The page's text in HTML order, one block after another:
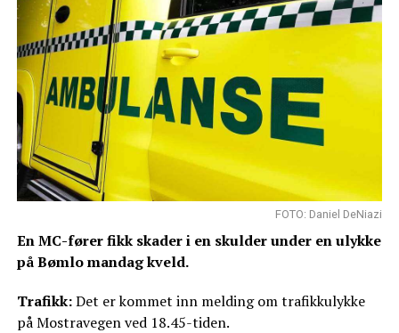
FOTO: Daniel DeNiazi
En MC-fører fikk skader i en skulder under en ulykke
på Bømlo mandag kveld.
Trafikk:Det er kommet inn melding om trafikkulykke
på Mostravegen ved 18.45-tiden.